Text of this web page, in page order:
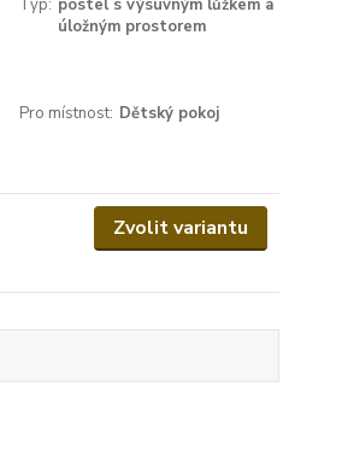
Typ: postel s výsuvným lůžkem a
úložným prostorem
Pro místnost: Dětský pokoj
Zvolit variantu